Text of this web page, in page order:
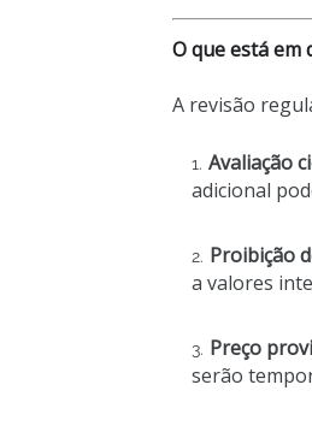
O que está em
A revisão
Avaliação
adicional
Proibição
a valores
Preço
serão